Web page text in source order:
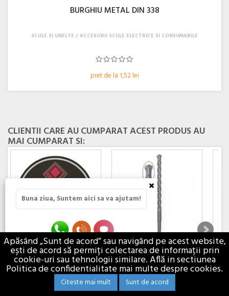
BURGHIU METAL DIN 338
pret de la 1,52 lei
SCULE SI UNELTE ACCESORII SCULE ELECTRICE SI CONSUMABILE
CLIENTII CARE AU CUMPARAT ACEST PRODUS AU
MAI CUMPARAT SI:
DISC ABRAZIV...
Discuri abrazive plane de
performanta...
BURGHIU...
Burghiu cu canal dublu pentru
eliminare.
6,91 lei
Se
Apăsând „Sunt de acord” sau navigând pe acest website,
ești de acord să permiți colectarea de informații prin
cookie-uri sau tehnologii similare. Află in sectiunea
Politica de confidentialitate mai multe despre cookies.
Citeste mai mult Sunt de acord
×
Buna ziua, Suntem aici sa va ajutam!